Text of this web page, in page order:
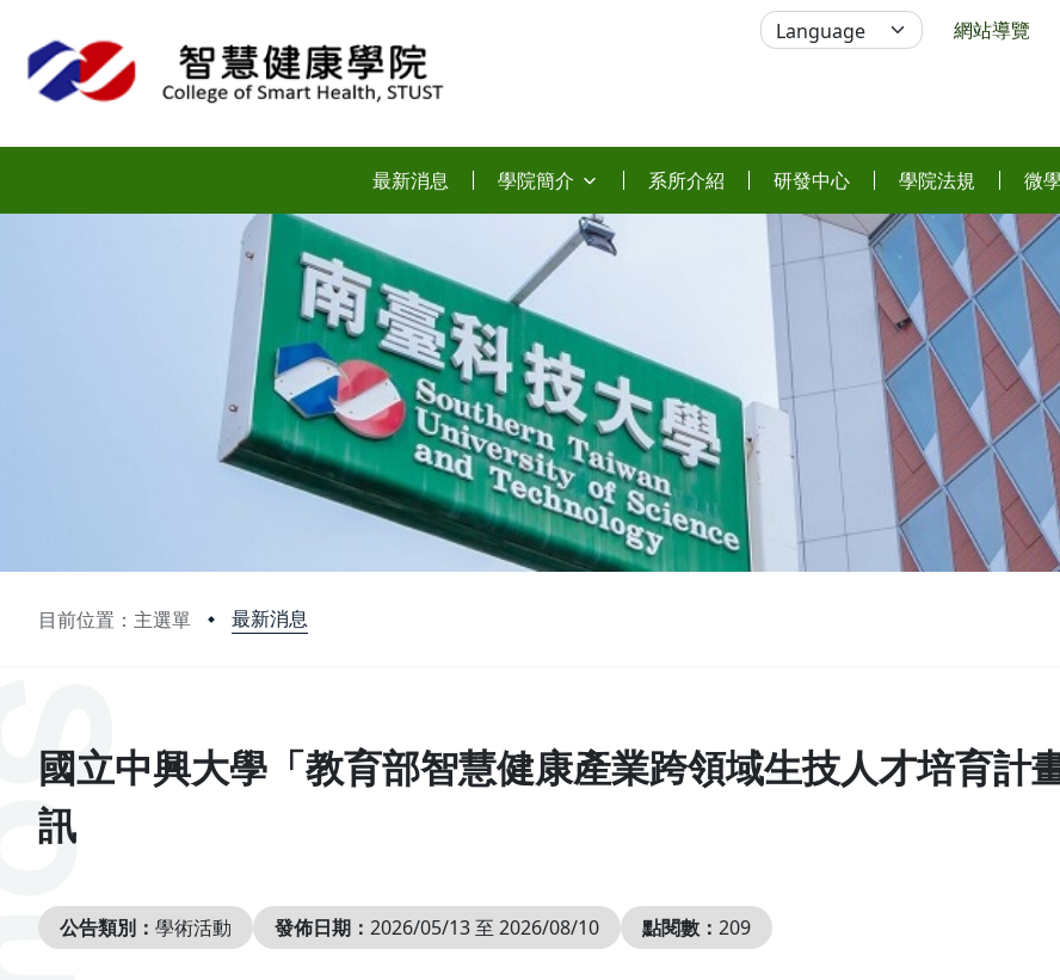
網站導覽
最新消息 學院簡介 系所介紹 研發中心 學院法規 微
目前位置：主選單 最新消息
國立中興大學「教育部智慧健康產業跨領域生技人才培育計
訊
公告類別： 學術活動 發佈日期： 2026/05/13 至 2026/08/10 點閱數： 209